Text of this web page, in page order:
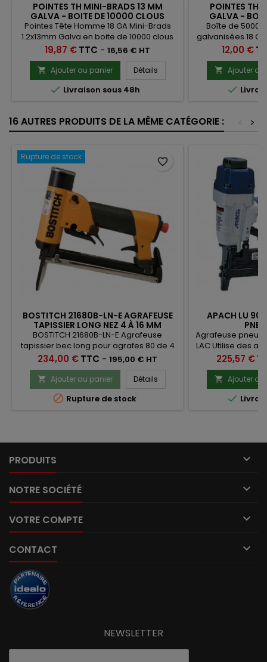
POINTES TH MINI-BRADS 13 MM
GALVA - BOITE DE 10000 CLOUS
Pointes Tête Homme 18 GA Mini-Brads
1.2x13mm Galva en boite de 10000 clous
pour agencement, meuble, petite
menuiserie, moulure, baguette,
parclose, encadrement, décoration,
modélisme...
Prix
19,87 €TTC - 16,56 € HT
 Ajouter au panier Détails
 Livraison sous 48h
POINTES TH
GALVA -
Boîte de 5000
galvanisées 18
pour agrafeuse
finition utilisés
moulure,
Prix
12,00 €
 Ajouter au

16 AUTRES PRODUITS DE LA MÊME CATÉGORIE : >
<
Rupture de stock
BOSTITCH 21680B-LN-E AGRAFEUSE
TAPISSIER LONG NEZ 4 À 16 MM
BOSTITCH 21680B-LN-E Agrafeuse
tapissier bec long pour agrafes 80 de 4
à 16 mm
Prix
234,00 €TTC - 195,00 € HT
 Ajouter au panier Détails
 Rupture de stock
favorite_border
APACH LU
Agrafeuse
LAC Utilise des
Prix
225,57 €
 Ajouter au

PRODUITS 
NOTRE SOCIÉTÉ 
VOTRE COMPTE 
CONTACT 
NEWSLETTER